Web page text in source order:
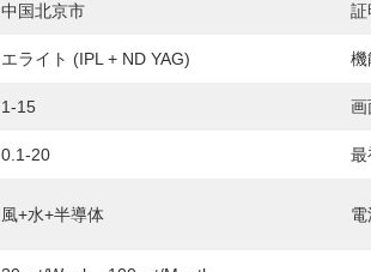
中国北京市 証
エライト (IPL + ND YAG) 機
1-15 画
0.1-20 最
風+水+半導体 電